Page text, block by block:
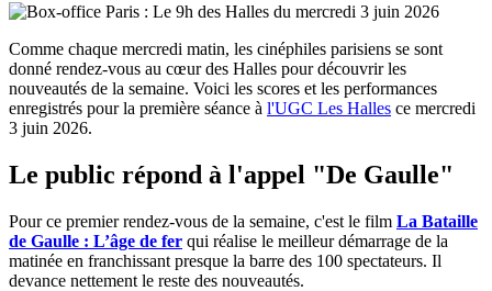
Comme chaque mercredi matin, les cinéphiles parisiens se sont
donné rendez-vous au cœur des Halles pour découvrir les
nouveautés de la semaine. Voici les scores et les performances
enregistrés pour la première séance à l'UGC Les Halles ce mercredi
3 juin 2026.
Le public répond à l'appel "De Gaulle"
Pour ce premier rendez-vous de la semaine, c'est le film La Bataille
de Gaulle : L’âge de fer qui réalise le meilleur démarrage de la
matinée en franchissant presque la barre des 100 spectateurs. Il
devance nettement le reste des nouveautés.